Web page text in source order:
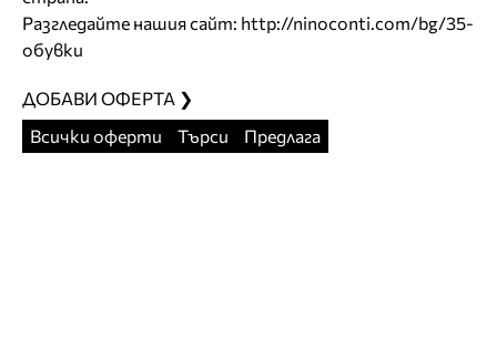
Разгледайте нашия сайт: http://ninoconti.com/bg/35-
обувки
ДОБАВИ ОФЕРТА ❯
Всички оферти
Търси Предлага